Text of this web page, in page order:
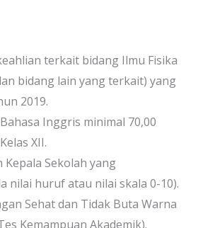
terkait bidang Ilmu Fisika
bidang lain yang terkait) yang
2019.
Inggris minimal 70,00
XII.
Sekolah yang
nilai huruf atau nilai skala 0-10).
Sehat dan Tidak Buta Warna
Kemampuan Akademik).